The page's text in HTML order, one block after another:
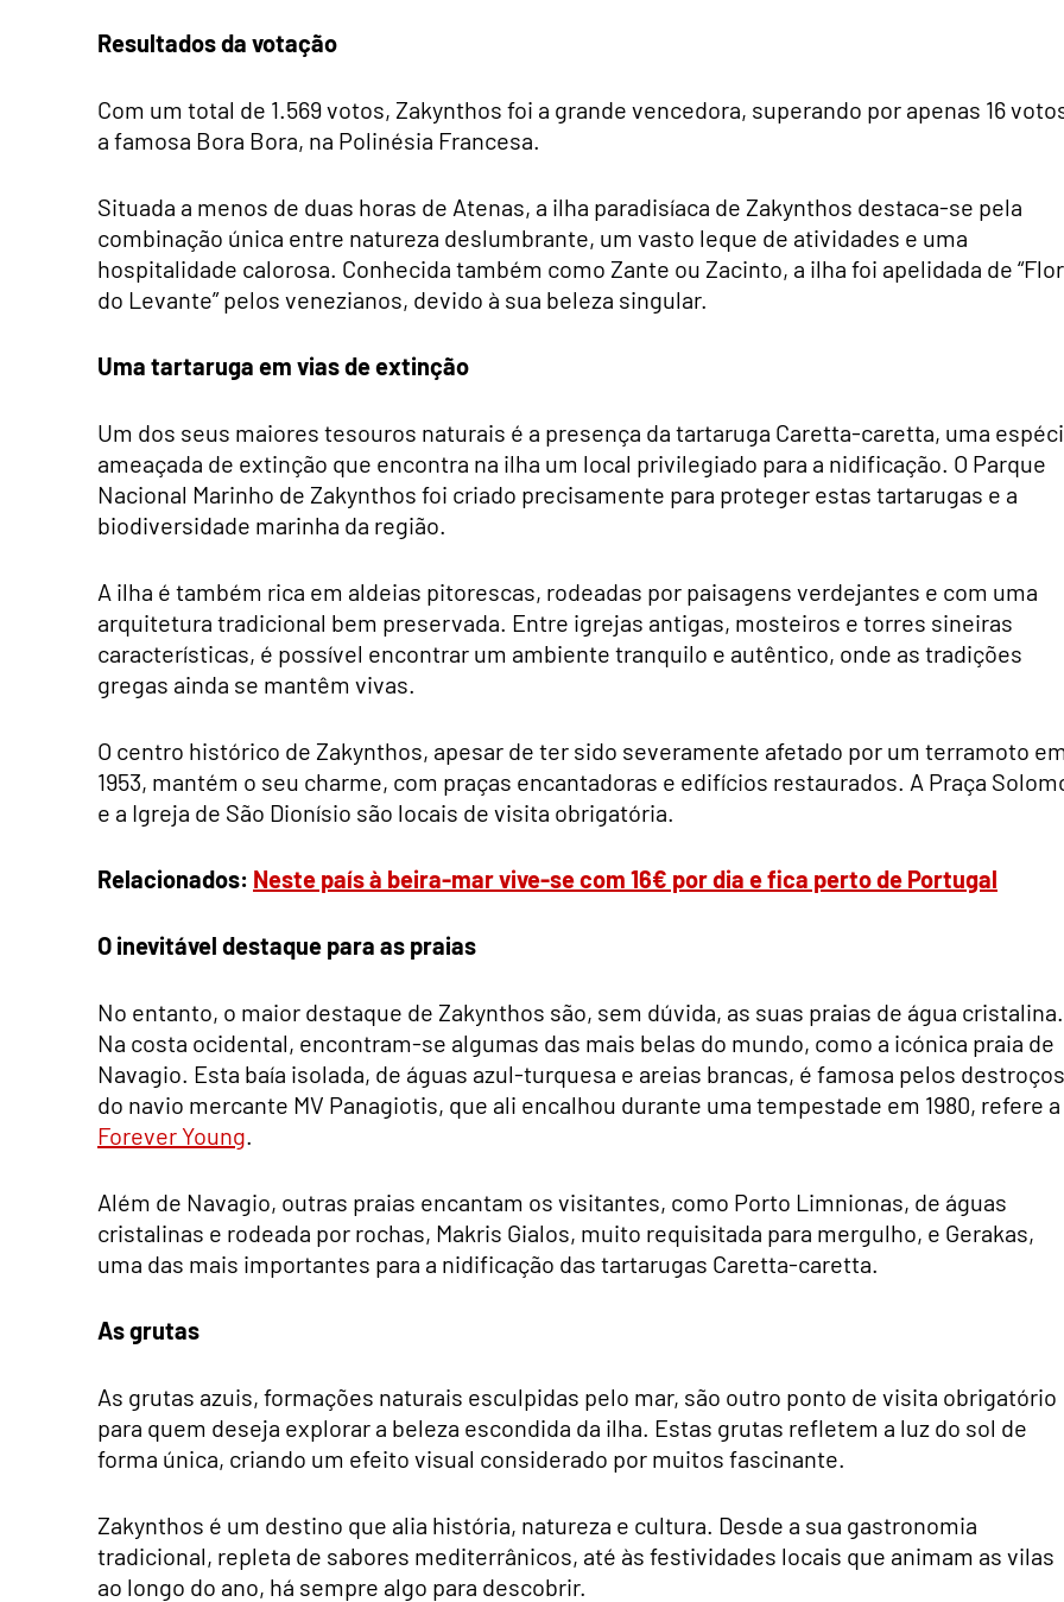
Resultados da votação
Com um total de 1.569 votos, Zakynthos foi a grande vencedora, superando por apenas 16
a famosa Bora Bora, na Polinésia Francesa.
Situada a menos de duas horas de Atenas, a ilha paradisíaca de Zakynthos destaca-se pela
combinação única entre natureza deslumbrante, um vasto leque de atividades e uma
hospitalidade calorosa. Conhecida também como Zante ou Zacinto, a ilha foi apelidada de “Flor
do Levante” pelos venezianos, devido à sua beleza singular.
Uma tartaruga em vias de extinção
Um dos seus maiores tesouros naturais é a presença da tartaruga Caretta-caretta, uma
ameaçada de extinção que encontra na ilha um local privilegiado para a nidificação. O Parque
Nacional Marinho de Zakynthos foi criado precisamente para proteger estas tartarugas e a
biodiversidade marinha da região.
A ilha é também rica em aldeias pitorescas, rodeadas por paisagens verdejantes e com uma
arquitetura tradicional bem preservada. Entre igrejas antigas, mosteiros e torres sineiras
características, é possível encontrar um ambiente tranquilo e autêntico, onde as tradições
gregas ainda se mantêm vivas.
O centro histórico de Zakynthos, apesar de ter sido severamente afetado por um terramoto
1953, mantém o seu charme, com praças encantadoras e edifícios restaurados. A Praça
e a Igreja de São Dionísio são locais de visita obrigatória.
Relacionados: Neste país à beira-mar vive-se com 16€ por dia e fica perto de Portugal
O inevitável destaque para as praias
No entanto, o maior destaque de Zakynthos são, sem dúvida, as suas praias de água cristalina.
Na costa ocidental, encontram-se algumas das mais belas do mundo, como a icónica praia de
Navagio. Esta baía isolada, de águas azul-turquesa e areias brancas, é famosa pelos destroços
do navio mercante MV Panagiotis, que ali encalhou durante uma tempestade em 1980, refere a
Forever Young
Além de Navagio, outras praias encantam os visitantes, como Porto Limnionas, de águas
cristalinas e rodeada por rochas, Makris Gialos, muito requisitada para mergulho, e Gerakas,
uma das mais importantes para a nidificação das tartarugas Caretta-caretta.
As grutas
As grutas azuis, formações naturais esculpidas pelo mar, são outro ponto de visita obrigatório
para quem deseja explorar a beleza escondida da ilha. Estas grutas refletem a luz do sol de
forma única, criando um efeito visual considerado por muitos fascinante.
Zakynthos é um destino que alia história, natureza e cultura. Desde a sua gastronomia
tradicional, repleta de sabores mediterrânicos, até às festividades locais que animam as vilas
ao longo do ano, há sempre algo para descobrir.